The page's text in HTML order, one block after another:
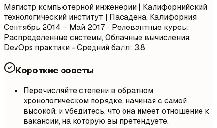
Магистр компьютерной инженерии | Калифорнийский
технологический институт | Пасадена, Калифорния
Сентябрь 2014 – Май 2017 - Релевантные курсы:
Распределенные системы, Облачные вычисления,
DevOps практики - Средний балл: 3.8
Короткие советы
Перечисляйте степени в обратном
хронологическом порядке, начиная с самой
высокой, и убедитесь, что она имеет отношение к
вакансии, на которую вы претендуете.